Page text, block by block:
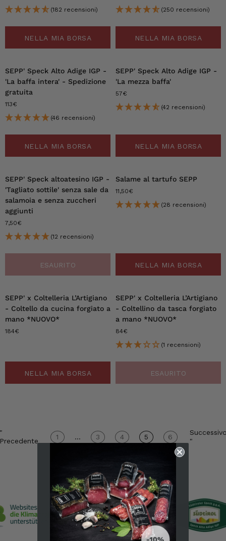
(182 recensioni)
NELLA MIA BORSA
(250 recensioni)
NELLA MIA BORSA
SEPP' Speck Alto Adige IGP -
'La baffa intera' - Spedizione
gratuita
113€
(46 recensioni)
NELLA MIA BORSA
SEPP' Speck Alto Adige IGP -
'La mezza baffa'
57€
(42 recensioni)
NELLA MIA BORSA
SEPP' Speck altoatesino IGP -
'Tagliato sottile' senza sale da
salamoia e senza zuccheri
aggiunti
7,50€
(12 recensioni)
ESAURITO
Salame al tartufo SEPP
11,50€
(28 recensioni)
NELLA MIA BORSA
SEPP' x Coltelleria L’Artigiano
- Coltello da cucina forgiato a
mano *NUOVO*
184€
NELLA MIA BORSA
SEPP' x Coltelleria L’Artigiano
- Coltellino da tasca forgiato
a mano *NUOVO*
84€
(1 recensioni)
ESAURITO
1 ... 3 4 5 6
"
6.247recensioni